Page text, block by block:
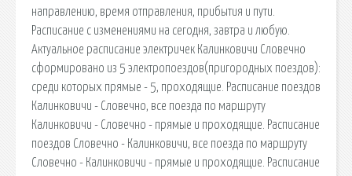
направлению, время отправления, прибытия и пути.
Расписание с изменениями на сегодня, завтра и любую.
Актуальное расписание электричек Калинковичи Словечно
сформировано из 5 электропоездов(пригородных поездов):
среди которых прямые - 5, проходящие. Расписание поездов
Калинковичи - Словечно, все поезда по маршруту
Калинковичи - Словечно - прямые и проходящие. Расписание
поездов Словечно - Калинковичи, все поезда по маршруту
Словечно - Калинковичи - прямые и проходящие. Расписание